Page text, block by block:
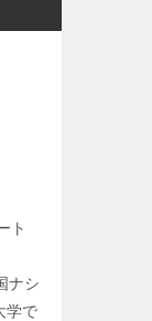
ト
ナシ
学で